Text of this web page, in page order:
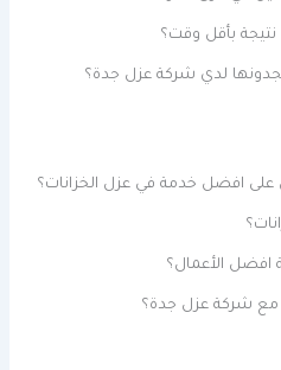
بأقل وقت؟
لدي شركة عزل جدة؟
افضل خدمة في عزل الخزانات؟
افضل الأعمال؟
مع شركة عزل جدة؟